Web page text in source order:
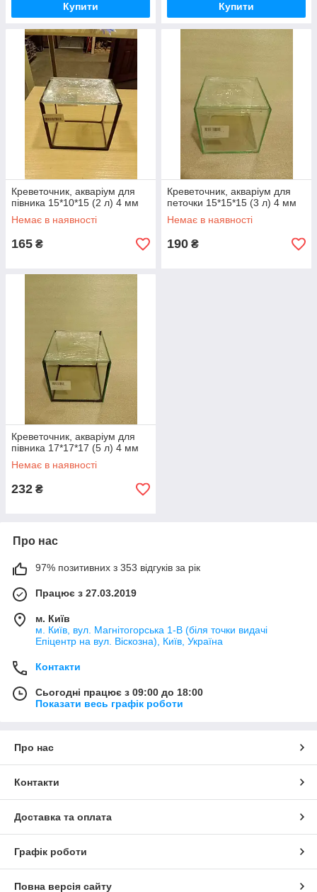
Купити Купити
Креветочник, акваріум для
півника 15*10*15 (2 л) 4 мм
Немає в наявності
165 ₴
Креветочник, акваріум для
петочки 15*15*15 (3 л) 4 мм
Немає в наявності
190 ₴
Креветочник, акваріум для
півника 17*17*17 (5 л) 4 мм
Немає в наявності
232 ₴
Про нас
97% позитивних з 353 відгуків за рік
Працює з 27.03.2019
м. Київ
м. Київ, вул. Магнітогорська 1-В (біля точки видачі
Епіцентр на вул. Віскозна), Київ, Україна
Контакти
Сьогодні працює з 09:00 до 18:00
Показати весь графік роботи
Про нас
Контакти
Доставка та оплата
Графік роботи
Повна версія сайту